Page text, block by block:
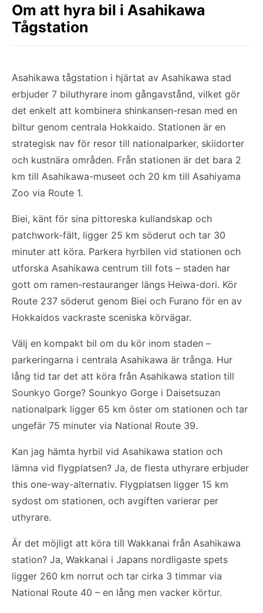
Om att hyra bil i Asahikawa
Tågstation
Asahikawa tågstation i hjärtat av Asahikawa stad
erbjuder 7 biluthyrare inom gångavstånd, vilket gör
det enkelt att kombinera shinkansen-resan med en
biltur genom centrala Hokkaido. Stationen är en
strategisk nav för resor till nationalparker, skiidorter
och kustnära områden. Från stationen är det bara 2
km till Asahikawa-museet och 20 km till Asahiyama
Zoo via Route 1.
Biei, känt för sina pittoreska kullandskap och
patchwork-fält, ligger 25 km söderut och tar 30
minuter att köra. Parkera hyrbilen vid stationen och
utforska Asahikawa centrum till fots – staden har
gott om ramen-restauranger längs Heiwa-dori. Kör
Route 237 söderut genom Biei och Furano för en av
Hokkaidos vackraste sceniska körvägar.
Välj en kompakt bil om du kör inom staden –
parkeringarna i centrala Asahikawa är trånga. Hur
lång tid tar det att köra från Asahikawa station till
Sounkyo Gorge? Sounkyo Gorge i Daisetsuzan
nationalpark ligger 65 km öster om stationen och tar
ungefär 75 minuter via National Route 39.
Kan jag hämta hyrbil vid Asahikawa station och
lämna vid flygplatsen? Ja, de flesta uthyrare erbjuder
this one-way-alternativ. Flygplatsen ligger 15 km
sydost om stationen, och avgiften varierar per
uthyrare.
Är det möjligt att köra till Wakkanai från Asahikawa
station? Ja, Wakkanai i Japans nordligaste spets
ligger 260 km norrut och tar cirka 3 timmar via
National Route 40 – en lång men vacker körtur.